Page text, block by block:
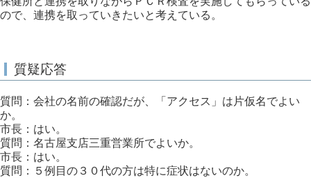
ので、連携を取っていきたいと考えている。
質疑応答
質問：会社の名前の確認だが、「アクセス」は片仮名でよい
か。
市長：はい。
質問：名古屋支店三重営業所でよいか。
市長：はい。
質問：５例目の３０代の方は特に症状はないのか。